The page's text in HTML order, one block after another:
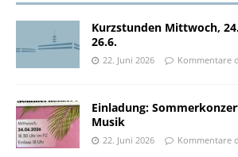
Kurzstunden Mittwoch,
26.6.
22. Juni 2026 Kommentare
Einladung:
Musik
22. Juni 2026 Kommentare